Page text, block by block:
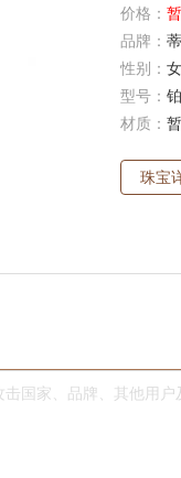
价格：
品牌：
性别：
型号：
材质：
珠宝
国家、品牌、其他用